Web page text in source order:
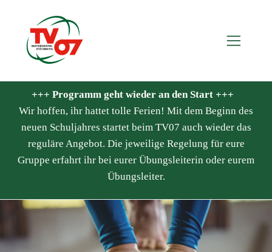
+++ Programm geht wieder an den Start +++
Wir hoffen, ihr hattet tolle Ferien! Mit dem Beginn des
neuen Schuljahres startet beim TV07 auch wieder das
reguläre Angebot. Die jeweilige Regelung für eure
Gruppe erfahrt ihr bei eurer Übungsleiterin oder eurem
Übungsleiter.